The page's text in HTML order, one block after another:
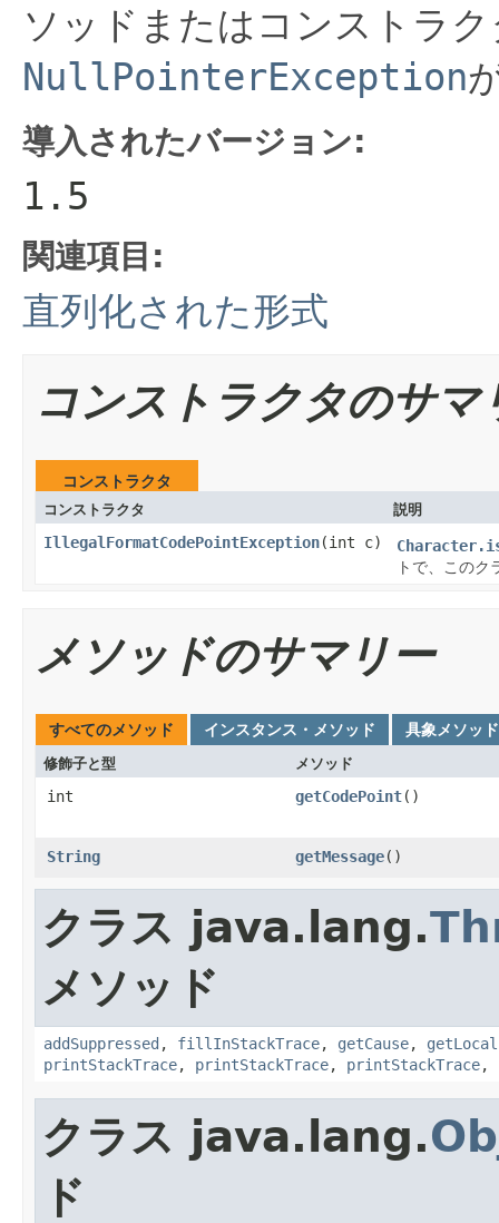
ソッドまたはコンストラ
NullPointerException
導入されたバージョン:
1.5
関連項目:
直列化された形式
コンストラクタのサマ
コンストラクタ
コンストラクタ 説明
IllegalFormatCodePointException(int c)
トで、このク
メソッドのサマリー
すべてのメソッド インスタンス・メソッド 具象メソッド
修飾子と型 メソッド
int getCodePoint()
String getMessage()
クラス java.lang.
メソッド
addSuppressed , fillInStackTrace, getCause,
printStackTrace, printStackTrace, printStackTrace,
クラス java.lang.
ド